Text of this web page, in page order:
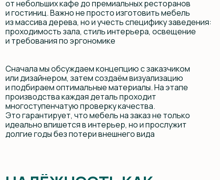
Для владельца бизнеса мебель — это не разовая
и замену, а также повышают впечатление гостей
Клиенты не видят трещин и скрипов, а ощущают
комфорт и атмосферу, к которой хочется
возвращаться